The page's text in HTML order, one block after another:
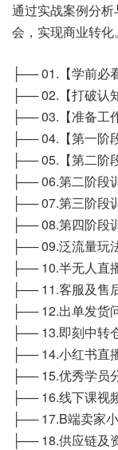
通过实战案例分
会，实现商业转化。
├── 01.【学前必
├── 02.【打破认
├── 03.【准备工
├── 04.【第一阶
├── 05.【第二阶
├── 06.第二阶段
├── 07.第三阶段
├── 08.第四阶段
├── 09.泛流量玩
├── 10.半无人直
├── 11.客服及售
├── 12.出单发货
├── 13.即刻中转
├── 14.小红书直
├── 15.优秀学员
├── 16.线下课视
├── 17.B端卖家
├── 18.供应链及